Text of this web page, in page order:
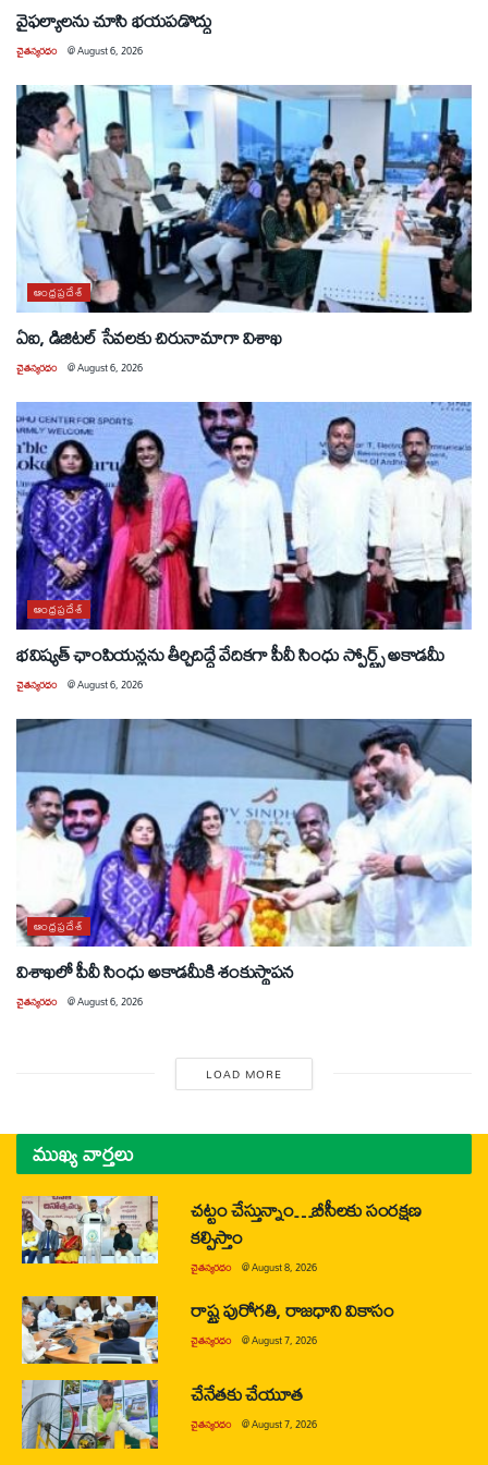
వైఫల్యాలను చూసి భయపడొద్దు
చైతన్యరధం @August 6, 2026
ఆంధ్రప్రదేశ్
ఏఐ, డిజిటల్ సేవలకు చిరునామాగా విశాఖ
చైతన్యరధం @August 6, 2026
ఆంధ్రప్రదేశ్
భవిష్యత్ ఛాంపియన్లను తీర్చిదిద్దే వేదికగా పీవీ సింధు స్పోర్ట్స్ అకాడమీ
చైతన్యరధం @August 6, 2026
ఆంధ్రప్రదేశ్
విశాఖలో పీవీ సింధు అకాడమీకి శంకుస్థాపన
చైతన్యరధం @August 6, 2026
LOAD MORE
ముఖ్య వార్తలు
చట్టం చేస్తున్నాం…బీసీలకు సంరక్షణ
కల్పిస్తాం
చైతన్యరధం @August 8, 2026
రాష్ట్ర పురోగతి, రాజధాని వికాసం
చైతన్యరధం @August 7, 2026
చేనేతకు చేయూత
చైతన్యరధం @August 7, 2026